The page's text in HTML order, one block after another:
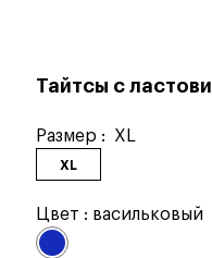
Тайтсы с
Размер : XL
XL
Цвет : васильковый